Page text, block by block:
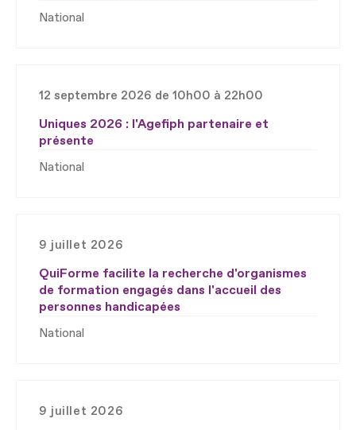
National
12 septembre 2026 de 10h00 à 22h00
Uniques 2026 : l'Agefiph partenaire et
présente
National
9 juillet 2026
QuiForme facilite la recherche d'organismes
de formation engagés dans l'accueil des
personnes handicapées
National
9 juillet 2026